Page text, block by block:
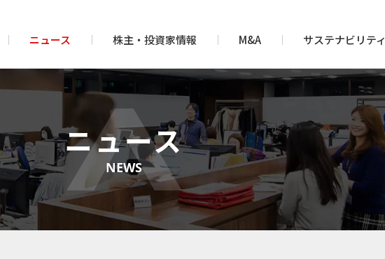
ニュース 株主・投資家情報 M&A サステナビリティ
ニュース
NEWS